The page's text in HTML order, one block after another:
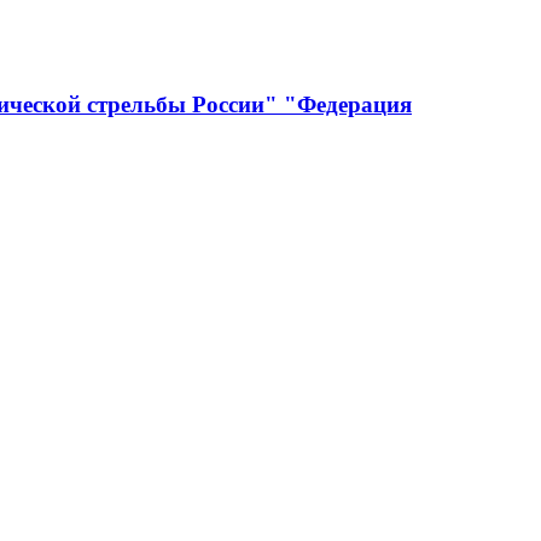
стрельбы России" "Федерация